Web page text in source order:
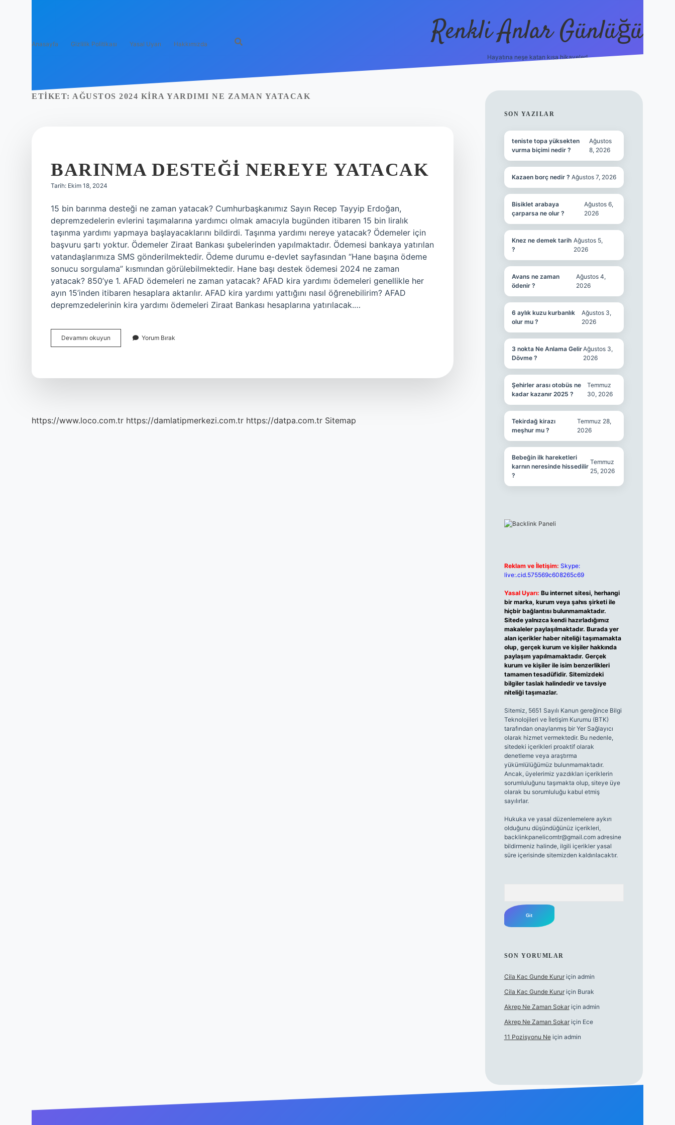
Anasayfa Gizlilik Politikası Yasal Uyarı Hakkımızda Renkli Anlar Günlüğü
Hayatına neşe katan kısa hikayeler!
ETIKET: AĞUSTOS 2024 KIRA YARDIMI NE ZAMAN YATACAK
BARINMA DESTEĞI NEREYE YATACAK
Tarih: Ekim 18, 2024
15 bin barınma desteği ne zaman yatacak? Cumhurbaşkanımız Sayın Recep Tayyip Erdoğan,
depremzedelerin evlerini taşımalarına yardımcı olmak amacıyla bugünden itibaren 15 bin liralık
taşınma yardımı yapmaya başlayacaklarını bildirdi. Taşınma yardımı nereye yatacak? Ödemeler için
başvuru şartı yoktur. Ödemeler Ziraat Bankası şubelerinden yapılmaktadır. Ödemesi bankaya yatırılan
vatandaşlarımıza SMS gönderilmektedir. Ödeme durumu e-devlet sayfasından “Hane başına ödeme
sonucu sorgulama” kısmından görülebilmektedir. Hane başı destek ödemesi 2024 ne zaman
yatacak? 850’ye 1. AFAD ödemeleri ne zaman yatacak? AFAD kira yardımı ödemeleri genellikle her
ayın 15’inden itibaren hesaplara aktarılır. AFAD kira yardımı yattığını nasıl öğrenebilirim? AFAD
depremzedelerinin kira yardımı ödemeleri Ziraat Bankası hesaplarına yatırılacak.…
Devamını okuyun Barınma
Desteği
Yorum Bırak
https://www.loco.com.tr https://damlatipmerkezi.com.tr https://datpa.com.tr Sitemap
SIDEBAR
SON YAZILAR
teniste topa yüksekten
vurma biçimi nedir ?
Ağustos
8, 2026
Kazaen borç nedir ? Ağustos 7, 2026
Bisiklet arabaya
çarparsa ne olur ?
Ağustos 6,
2026
Knez ne demek tarih
?
Ağustos 5,
2026
Avans ne zaman
ödenir ?
Ağustos 4,
2026
6 aylık kuzu kurbanlık
olur mu ?
Ağustos 3,
2026
3 nokta Ne Anlama Gelir
Dövme ?
Ağustos 3,
2026
Şehirler arası otobüs ne
kadar kazanır 2025 ?
Temmuz
30, 2026
Tekirdağ kirazı
meşhur mu ?
Temmuz 28,
2026
Bebeğin ilk hareketleri
karnın neresinde hissedilir
?
Temmuz
25, 2026
Reklam ve İletişim: Skype:
live:.cid.575569c608265c69
Yasal Uyarı: Bu internet sitesi, herhangi
bir marka, kurum veya şahıs şirketi ile
hiçbir bağlantısı bulunmamaktadır.
Sitede yalnızca kendi hazırladığımız
makaleler paylaşılmaktadır. Burada yer
alan içerikler haber niteliği taşımamakta
olup, gerçek kurum ve kişiler hakkında
paylaşım yapılmamaktadır. Gerçek
kurum ve kişiler ile isim benzerlikleri
tamamen tesadüfidir. Sitemizdeki
bilgiler taslak halindedir ve tavsiye
niteliği taşımazlar.
Sitemiz, 5651 Sayılı Kanun gereğince Bilgi
Teknolojileri ve İletişim Kurumu (BTK)
tarafından onaylanmış bir Yer Sağlayıcı
olarak hizmet vermektedir. Bu nedenle,
sitedeki içerikleri proaktif olarak
denetleme veya araştırma
yükümlülüğümüz bulunmamaktadır.
Ancak, üyelerimiz yazdıkları içeriklerin
sorumluluğunu taşımakta olup, siteye üye
olarak bu sorumluluğu kabul etmiş
sayılırlar.
Hukuka ve yasal düzenlemelere aykırı
olduğunu düşündüğünüz içerikleri,
backlinkpanelicomtr@gmail.comadresine
bildirmeniz halinde, ilgili içerikler yasal
süre içerisinde sitemizden kaldırılacaktır.
SON YORUMLAR
Cila Kac Gunde Kururiçin admin
Cila Kac Gunde Kururiçin Burak
Akrep Ne Zaman Sokariçin admin
Akrep Ne Zaman Sokariçin Ece
11 Pozisyonu Neiçin admin
vdcasino güncel